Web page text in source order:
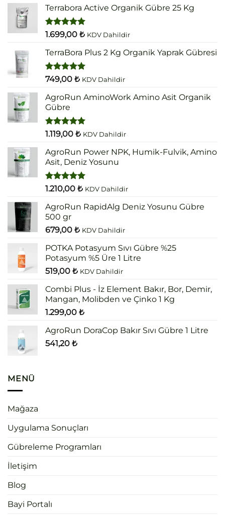
Terrabora Active Organik Gübre 25 Kg
5 üzerinden
oy
aldı
1.699,00 ₺ KDV Dahildir
TerraBora Plus 2 Kg Organik Yaprak Gübresi
5 üzerinden
oy
aldı
749,00 ₺ KDV Dahildir
AgroRun AminoWork Amino Asit Organik
Gübre
5 üzerinden
oy
aldı
1.119,00 ₺ KDV Dahildir
AgroRun Power NPK, Humik-Fulvik, Amino
Asit, Deniz Yosunu
5 üzerinden
oy
aldı
1.210,00 ₺ KDV Dahildir
AgroRun RapidAlg Deniz Yosunu Gübre
500 gr
679,00 ₺ KDV Dahildir
POTKA Potasyum Sıvı Gübre %25
Potasyum %5 Üre 1 Litre
519,00 ₺ KDV Dahildir
Combi Plus - İz Element Bakır, Bor, Demir,
Mangan, Molibden ve Çinko 1 Kg
1.299,00 ₺
AgroRun DoraCop Bakır Sıvı Gübre 1 Litre
541,20 ₺
MENÜ
Mağaza
Uygulama Sonuçları
Gübreleme Programları
İletişim
Blog
Bayi Portalı